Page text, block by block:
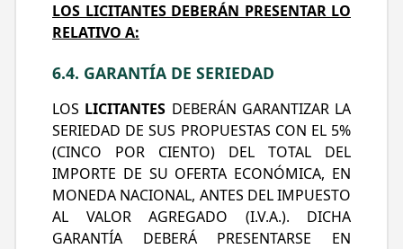
LOS LICITANTES DEBERÁN PRESENTAR LO
RELATIVO A:
6.4. GARANTÍA DE SERIEDAD
LOS LICITANTES DEBERÁN GARANTIZAR LA
SERIEDAD DE SUS PROPUESTAS CON EL 5%
(CINCO POR CIENTO) DEL TOTAL DEL
IMPORTE DE SU OFERTA ECONÓMICA, EN
MONEDA NACIONAL, ANTES DEL IMPUESTO
AL VALOR AGREGADO (I.V.A.). DICHA
GARANTÍA DEBERÁ PRESENTARSE EN
Contraseña